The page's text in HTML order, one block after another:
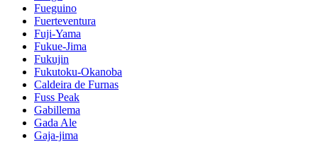
Fueguino
Fuerteventura
Fuji-Yama
Fukue-Jima
Fukujin
Fukutoku-Okanoba
Caldeira de Furnas
Fuss Peak
Gabillema
Gada Ale
Gaja-jima